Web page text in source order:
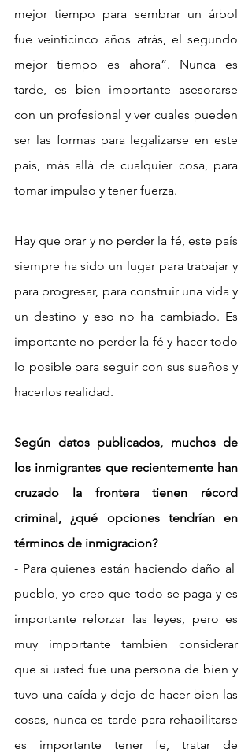
mejor tiempo para sembrar un árbol
fue veinticinco años atrás, el segundo
mejor tiempo es ahora”. Nunca es
tarde, es bien importante asesorarse
con un profesional y ver cuales pueden
ser las formas para legalizarse en este
país, más allá de cualquier cosa, para
tomar impulso y tener fuerza.
Hay que orar y no perder la fé, este país
siempre ha sido un lugar para trabajar y
para progresar, para construir una vida y
un destino y eso no ha cambiado. Es
importante no perder la fé y hacer todo
lo posible para seguir con sus sueños y
hacerlos realidad.
Según datos publicados, muchos de
los inmigrantes que recientemente han
cruzado la frontera tienen récord
criminal, ¿qué opciones tendrían en
términos de inmigracion?
- Para quienes están haciendo daño al
pueblo, yo creo que todo se paga y es
importante reforzar las leyes, pero es
muy importante también considerar
que si usted fue una persona de bien y
tuvo una caída y dejo de hacer bien las
cosas, nunca es tarde para rehabilitarse
es importante tener fe, tratar de